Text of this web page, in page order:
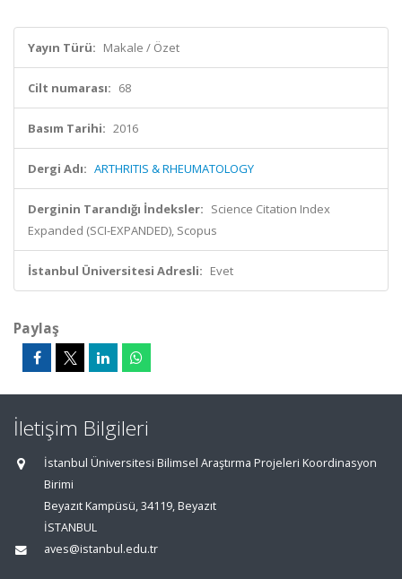
Yayın Türü: Makale / Özet
Cilt numarası: 68
Basım Tarihi: 2016
Dergi Adı: ARTHRITIS & RHEUMATOLOGY
Derginin Tarandığı İndeksler: Science Citation Index
Expanded (SCI-EXPANDED), Scopus
İstanbul Üniversitesi Adresli: Evet
Paylaş
İletişim Bilgileri
İstanbul Üniversitesi Bilimsel Araştırma Projeleri Koordinasyon
Birimi
Beyazıt Kampüsü, 34119, Beyazıt
İSTANBUL
aves@istanbul.edu.tr